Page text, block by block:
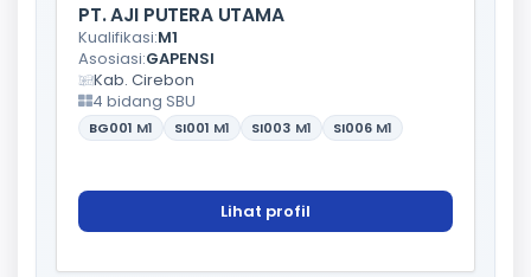
PT. AJI PUTERA UTAMA
Kualifikasi:M1
Asosiasi:GAPENSI
Kab. Cirebon
4 bidang SBU
BG001 M1 SI001 M1 SI003 M1 SI006 M1
Lihat profil